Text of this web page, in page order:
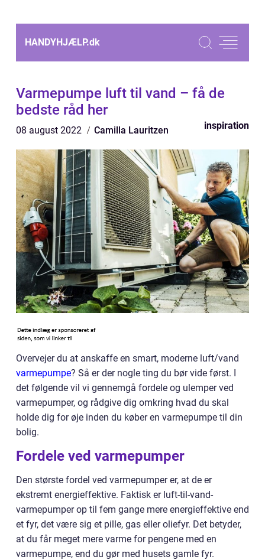
HANDYHJÆLP.dk
Varmepumpe luft til vand – få de
bedste råd her
08 august 2022 Camilla Lauritzen inspiration
Overvejer du at anskaffe en smart, moderne luft/vand
varmepumpe? Så er der nogle ting du bør vide først. I
det følgende vil vi gennemgå fordele og ulemper ved
varmepumper, og rådgive dig omkring hvad du skal
holde dig for øje inden du køber en varmepumpe til din
bolig.
Fordele ved varmepumper
Den største fordel ved varmepumper er, at de er
ekstremt energieffektive. Faktisk er luft-til-vand-
varmepumper op til fem gange mere energieffektive end
et fyr, det være sig et pille, gas eller oliefyr. Det betyder,
at du får meget mere varme for pengene med en
varmepumpe, end du gør med husets gamle fyr.